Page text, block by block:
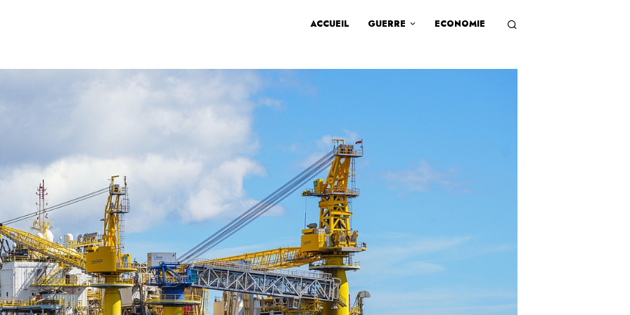
ACCUEIL GUERRE ECONOMIE